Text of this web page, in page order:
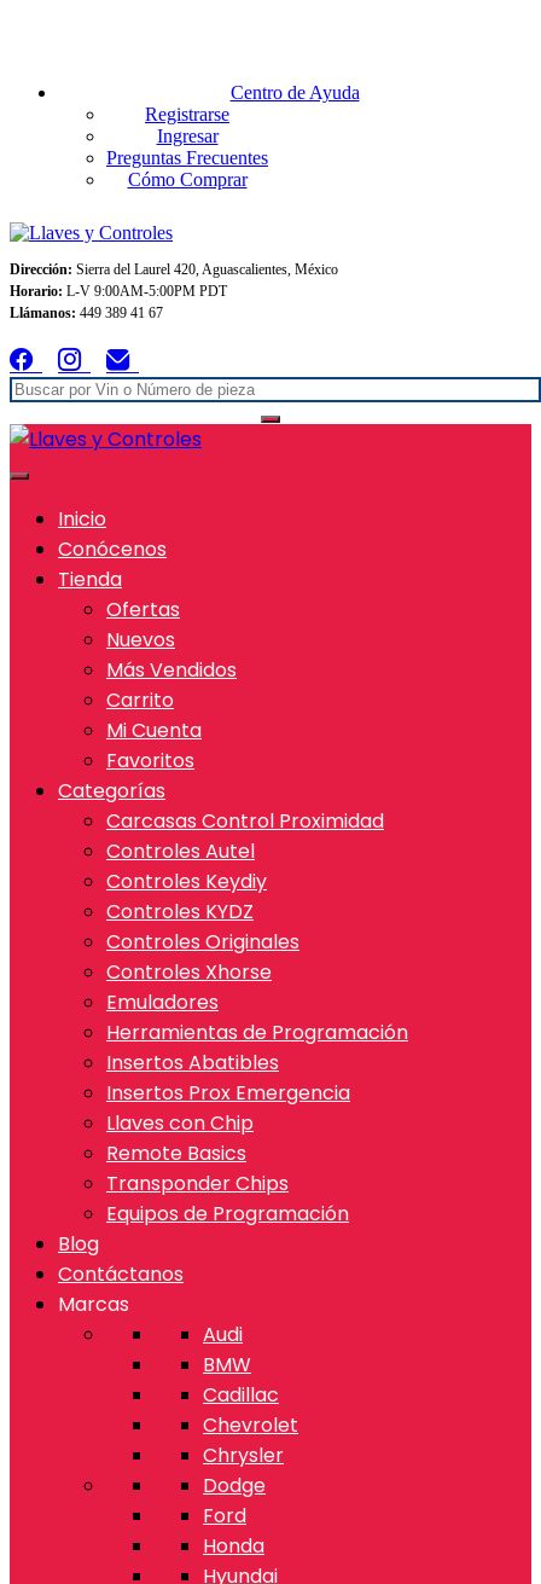
Centro de Ayuda
Registrarse
Ingresar
Preguntas Frecuentes
Cómo Comprar
Dirección: Sierra del Laurel 420, Aguascalientes, México
Horario: L-V 9:00AM-5:00PM PDT
Llámanos: 449 389 41 67
Inicio
Conócenos
Tienda
Ofertas
Nuevos
Más Vendidos
Carrito
Mi Cuenta
Favoritos
Categorías
Carcasas Control Proximidad
Controles Autel
Controles Keydiy
Controles KYDZ
Controles Originales
Controles Xhorse
Emuladores
Herramientas de Programación
Insertos Abatibles
Insertos Prox Emergencia
Llaves con Chip
Remote Basics
Transponder Chips
Equipos de Programación
Blog
Contáctanos
Marcas
Audi
BMW
Cadillac
Chevrolet
Chrysler
Dodge
Ford
Honda
Hyundai